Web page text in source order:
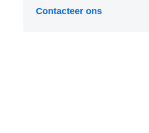
Contacteer ons